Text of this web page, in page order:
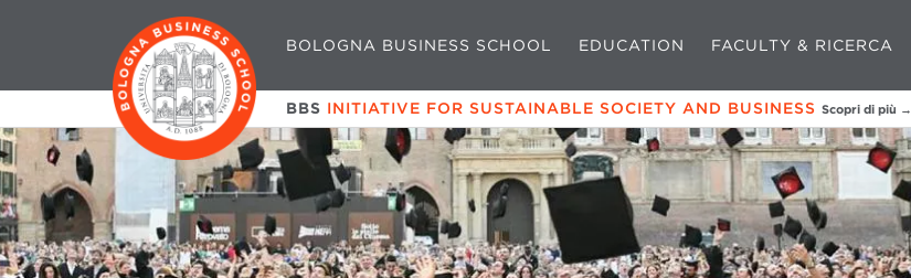
BOLOGNA BUSINESS SCHOOL EDUCATION FACULTY & RICERCA
BBS INITIATIVE FOR SUSTAINABLE SOCIETY AND BUSINESS Scopri di più →